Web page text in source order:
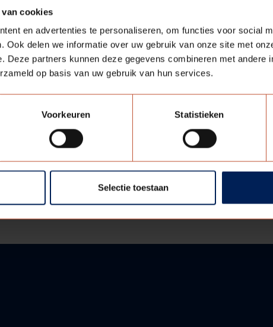
cookies
en advertenties te personaliseren, om functies voor social
Ook delen we informatie over uw gebruik van onze site met
Deze partners kunnen deze gegevens combineren met andere
op basis van uw gebruik van hun services.
Voorkeuren Statistieken
Selectie toestaan
Door unieke oppervlakte structuur en/of speciale
weergave is bemonstering op aanvraag verkrijgbaar.